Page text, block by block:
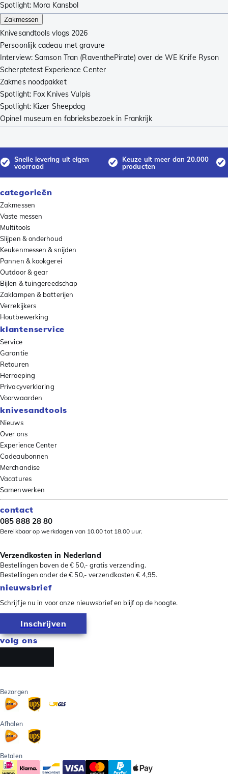
Spotlight: Mora Kansbol
Zakmessen
Knivesandtools vlogs 2026
Persoonlijk cadeau met gravure
Interview: Samson Tran (RaventhePirate) over de WE Knife Ryson
Scherptetest Experience Center
Zakmes noodpakket
Spotlight: Fox Knives Vulpis
Spotlight: Kizer Sheepdog
Opinel museum en fabrieksbezoek in Frankrijk
Snelle levering uit eigen
voorraad
Keuze uit meer dan 20.000
producten
categorieën
Zakmessen
Vaste messen
Multitools
Slijpen & onderhoud
Keukenmessen & snijden
Pannen & kookgerei
Outdoor & gear
Bijlen & tuingereedschap
Zaklampen & batterijen
Verrekijkers
Houtbewerking
klantenservice
Service
Garantie
Retouren
Herroeping
Privacyverklaring
Voorwaarden
knivesandtools
Nieuws
Over ons
Experience Center
Cadeaubonnen
Merchandise
Vacatures
Samenwerken
contact
085 888 28 80
Bereikbaar op werkdagen van 10.00 tot 18.00 uur.
Verzendkosten in Nederland
Bestellingen boven de € 50,- gratis verzending.
Bestellingen onder de € 50,- verzendkosten € 4,95.
nieuwsbrief
Schrijf je nu in voor onze nieuwsbrief en blijf op de hoogte.
Inschrijven
volg ons
Bezorgen
Afhalen
Betalen